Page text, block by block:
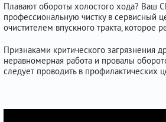
Плавают обороты холостого хода? Ваш
профессиональную чистку в сервисный
очистителем впускного тракта, которое
Признаками критического загрязнения
неравномерная работа и провалы
следует проводить в